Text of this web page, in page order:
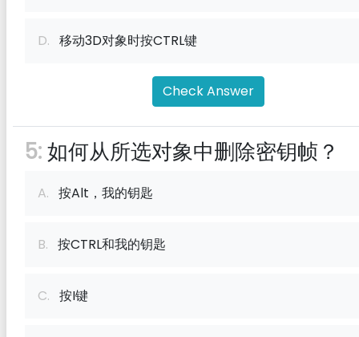
D. 移动3D对象时按CTRL键
Check Answer
5:如何从所选对象中删除密钥帧？
A. 按Alt，我的钥匙
B. 按CTRL和我的钥匙
C. 按I键